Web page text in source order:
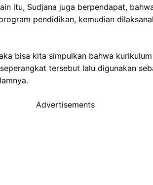
itu, Sudjana juga berpendapat,
pendidikan, kemudian
bisa kita simpulkan bahwa
tersebut lalu digunakan
Advertisements